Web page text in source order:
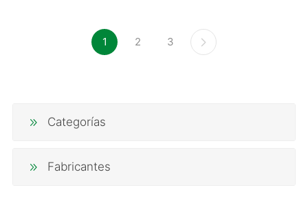
1 2 3
Categorías
Fabricantes